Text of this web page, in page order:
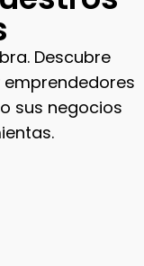
Descubre
sus negocios